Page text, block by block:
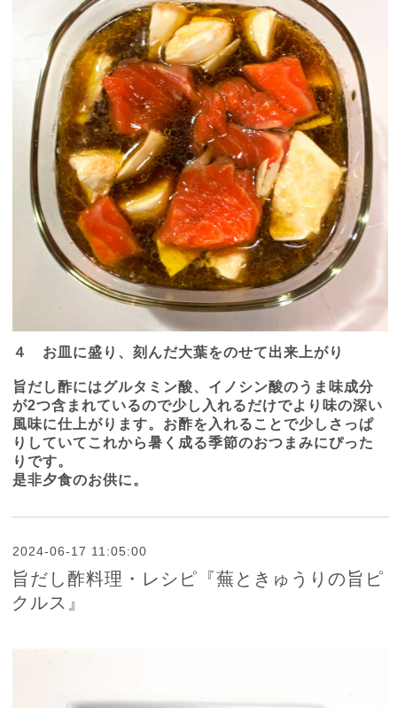
４ お皿に盛り、刻んだ大葉をのせて出来上がり
旨だし酢にはグルタミン酸、イノシン酸のうま味成分
が2つ含まれているので少し入れるだけでより味の深い
風味に仕上がります。お酢を入れることで少しさっぱ
りしていてこれから暑く成る季節のおつまみにぴった
りです。
是非夕食のお供に。
2024-06-17 11:05:00
旨だし酢料理・レシピ『蕪ときゅうりの旨ピ
クルス』